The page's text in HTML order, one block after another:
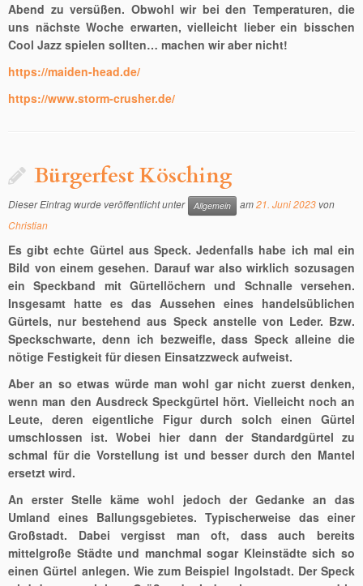
Abend zu versüßen. Obwohl wir bei den Temperaturen, die
uns nächste Woche erwarten, vielleicht lieber ein bisschen
Cool Jazz spielen sollten… machen wir aber nicht!
https://maiden-head.de/
https://www.storm-crusher.de/
Bürgerfest Kösching
Dieser Eintrag wurde veröffentlicht unter Allgemein am21. Juni 2023 von
Christian
Es gibt echte Gürtel aus Speck. Jedenfalls habe ich mal ein
Bild von einem gesehen. Darauf war also wirklich sozusagen
ein Speckband mit Gürtellöchern und Schnalle versehen.
Insgesamt hatte es das Aussehen eines handelsüblichen
Gürtels, nur bestehend aus Speck anstelle von Leder. Bzw.
Speckschwarte, denn ich bezweifle, dass Speck alleine die
nötige Festigkeit für diesen Einsatzzweck aufweist.
Aber an so etwas würde man wohl gar nicht zuerst denken,
wenn man den Ausdreck Speckgürtel hört. Vielleicht noch an
Leute, deren eigentliche Figur durch solch einen Gürtel
umschlossen ist. Wobei hier dann der Standardgürtel zu
schmal für die Vorstellung ist und besser durch den Mantel
ersetzt wird.
An erster Stelle käme wohl jedoch der Gedanke an das
Umland eines Ballungsgebietes. Typischerweise das einer
Großstadt. Dabei vergisst man oft, dass auch bereits
mittelgroße Städte und manchmal sogar Kleinstädte sich so
einen Gürtel anlegen. Wie zum Beispiel Ingolstadt. Der Speck